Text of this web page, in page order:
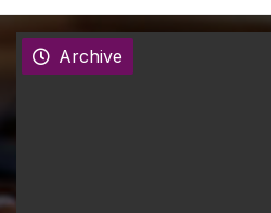
Archive